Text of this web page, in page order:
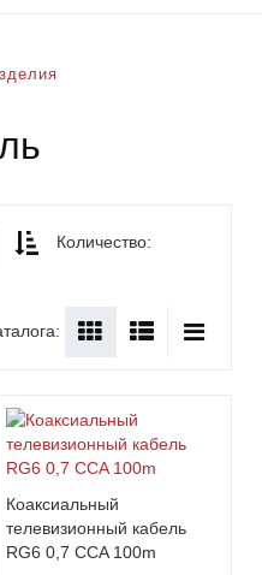
Количество:
Коаксиальный
телевизионный кабель
RG6 0,7 CCA 100m